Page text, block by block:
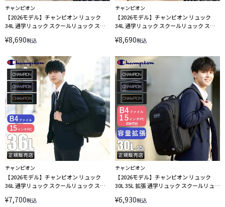
チャンピオン
【2026モデル】チャンピオン リュック
34L 通学リュック スクールリュック スク
Champion 65463
¥8,690税込
チャンピオン
【2026モデル】チャンピオン リュック
34L 通学リュック スクールリュック スク
65462
¥8,690税込
チャンピオン
【2026モデル】チャンピオン リュック
36L 通学リュック スクールリュック スク
B4 Champion 68892
¥7,700税込
チャンピオン
【2026モデル】チャンピオン リュック
30L 35L 拡張 通学リュック スクールリュッ
Champion 68891
¥6,930税込